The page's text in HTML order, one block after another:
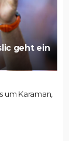
geht ein
um Karaman,